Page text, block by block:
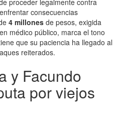
consecuencias
4 millones de pesos, exigida
médico público, marca el tono
que su paciencia ha llegado al
reiterados.
y Facundo
por viejos